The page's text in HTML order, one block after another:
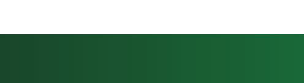
Como funciona Gestão de SST